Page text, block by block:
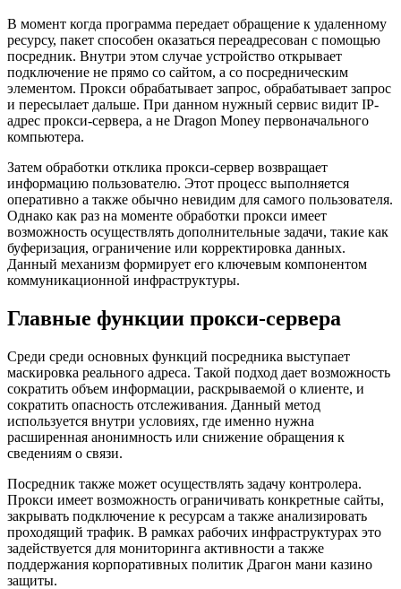
В момент когда программа передает обращение к удаленному
ресурсу, пакет способен оказаться переадресован с помощью
посредник. Внутри этом случае устройство открывает
подключение не прямо со сайтом, а со посредническим
элементом. Прокси обрабатывает запрос, обрабатывает запрос
и пересылает дальше. При данном нужный сервис видит IP-
адрес прокси-сервера, а не Dragon Money первоначального
компьютера.
Затем обработки отклика прокси-сервер возвращает
информацию пользователю. Этот процесс выполняется
оперативно а также обычно невидим для самого пользователя.
Однако как раз на моменте обработки прокси имеет
возможность осуществлять дополнительные задачи, такие как
буферизация, ограничение или корректировка данных.
Данный механизм формирует его ключевым компонентом
коммуникационной инфраструктуры.
Главные функции прокси-сервера
Среди среди основных функций посредника выступает
маскировка реального адреса. Такой подход дает возможность
сократить объем информации, раскрываемой о клиенте, и
сократить опасность отслеживания. Данный метод
используется внутри условиях, где именно нужна
расширенная анонимность или снижение обращения к
сведениям о связи.
Посредник также может осуществлять задачу контролера.
Прокси имеет возможность ограничивать конкретные сайты,
закрывать подключение к ресурсам а также анализировать
проходящий трафик. В рамках рабочих инфраструктурах это
задействуется для мониторинга активности а также
поддержания корпоративных политик Драгон мани казино
защиты.